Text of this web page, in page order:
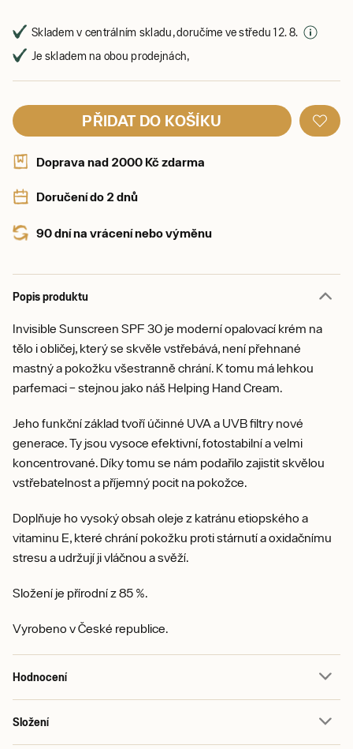
Skladem v centrálním skladu, doručíme ve středu 12. 8.
Je skladem na obou prodejnách,
PŘIDAT DO KOŠÍKU
Doprava nad 2000 Kč zdarma
Doručení do 2 dnů
90 dní na vrácení nebo výměnu
Popis produktu
Invisible Sunscreen SPF 30 je moderní opalovací krém na
tělo i obličej, který se skvěle vstřebává, není přehnané
mastný a pokožku všestranně chrání. K tomu má lehkou
parfemaci – stejnou jako náš Helping Hand Cream.
Jeho funkční základ tvoří účinné UVA a UVB filtry nové
generace. Ty jsou vysoce efektivní, fotostabilní a velmi
koncentrované. Díky tomu se nám podařilo zajistit skvělou
vstřebatelnost a příjemný pocit na pokožce.
Doplňuje ho vysoký obsah oleje z katránu etiopského a
vitaminu E, které chrání pokožku proti stárnutí a oxidačnímu
stresu a udržují ji vláčnou a svěží.
Složení je přírodní z 85 %.
Vyrobeno v České republice.
Hodnocení
Složení